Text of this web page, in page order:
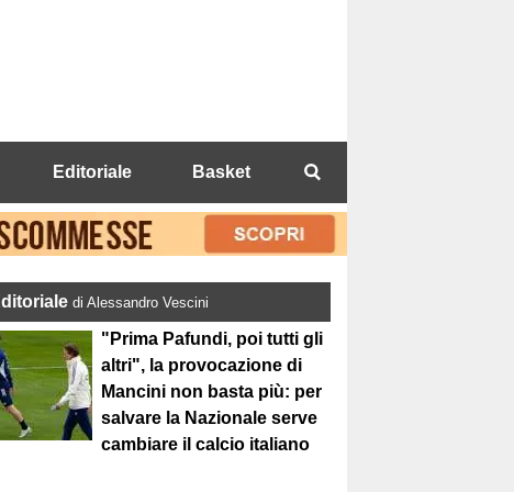
Editoriale Basket
di Alessandro Vescini
"Prima Pafundi, poi tutti gli
altri", la provocazione di
Mancini non basta più: per
salvare la Nazionale serve
cambiare il calcio italiano